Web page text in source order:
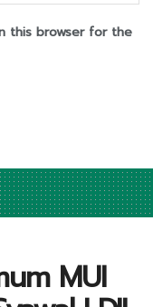
this browser for the
MUI